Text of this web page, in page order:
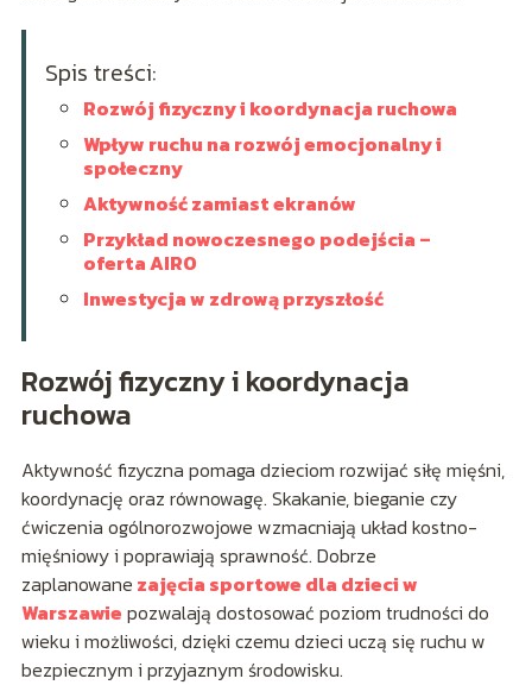
Spis treści:
Rozwój fizyczny i koordynacja ruchowa
Wpływ ruchu na rozwój emocjonalny i
społeczny
Aktywność zamiast ekranów
Przykład nowoczesnego podejścia –
oferta AIRO
Inwestycja w zdrową przyszłość
Rozwój fizyczny i koordynacja
ruchowa
Aktywność fizyczna pomaga dzieciom rozwijać siłę mięśni,
koordynację oraz równowagę. Skakanie, bieganie czy
ćwiczenia ogólnorozwojowe wzmacniają układ kostno-
mięśniowy i poprawiają sprawność. Dobrze
zaplanowane zajęcia sportowe dla dzieci w
Warszawie pozwalają dostosować poziom trudności do
wieku i możliwości, dzięki czemu dzieci uczą się ruchu w
bezpiecznym i przyjaznym środowisku.